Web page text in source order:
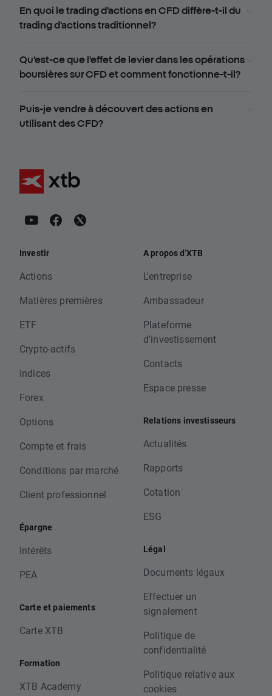
En quoi le trading d'actions en CFD diffère-t-il du
trading d'actions traditionnel?
Qu'est-ce que l'effet de levier dans les opérations
boursières sur CFD et comment fonctionne-t-il?
Puis-je vendre à découvert des actions en
utilisant des CFD?
Investir
Actions
Matières premières
ETF
Crypto-actifs
Indices
Forex
Options
Compte et frais
Conditions par marché
Client professionnel
Épargne
Intérêts
PEA
Carte et paiements
Carte XTB
Formation
XTB Academy
A propos d'XTB
L'entreprise
Ambassadeur
Plateforme
d'investissement
Contacts
Espace presse
Relations investisseurs
Actualités
Rapports
Cotation
ESG
Légal
Documents légaux
Effectuer un
signalement
Politique de
confidentialité
Politique relative aux
cookies